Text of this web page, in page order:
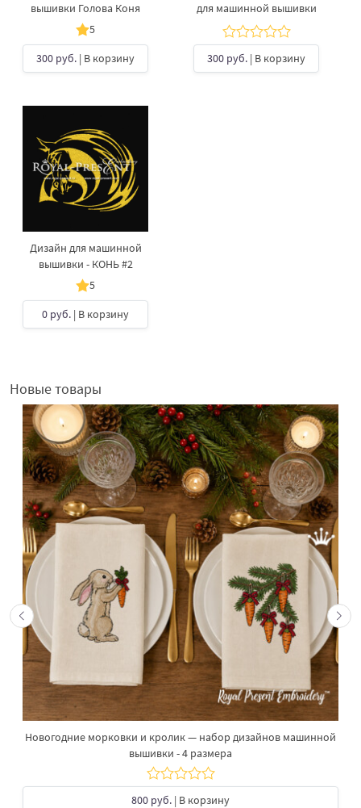
вышивки Голова Коня
5
300 руб. | В корзину
для машинной вышивки
300 руб. | В корзину
Дизайн для машинной
вышивки - КОНЬ #2
5
0 руб. | В корзину
Новые товары
Новогодние морковки и кролик — набор дизайнов машинной
вышивки - 4 размера
800 руб. | В корзину